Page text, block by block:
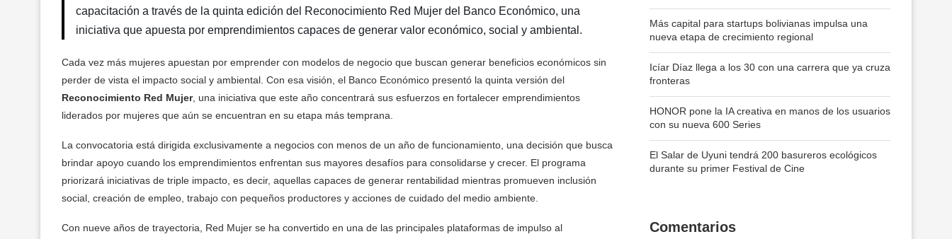
capacitación a través de la quinta edición del Reconocimiento Red Mujer del Banco Económico, una
iniciativa que apuesta por emprendimientos capaces de generar valor económico, social y ambiental.
Cada vez más mujeres apuestan por emprender con modelos de negocio que buscan generar beneficios económicos sin
perder de vista el impacto social y ambiental. Con esa visión, el Banco Económico presentó la quinta versión del
Reconocimiento Red Mujer, una iniciativa que este año concentrará sus esfuerzos en fortalecer emprendimientos
liderados por mujeres que aún se encuentran en su etapa más temprana.
La convocatoria está dirigida exclusivamente a negocios con menos de un año de funcionamiento, una decisión que busca
brindar apoyo cuando los emprendimientos enfrentan sus mayores desafíos para consolidarse y crecer. El programa
priorizará iniciativas de triple impacto, es decir, aquellas capaces de generar rentabilidad mientras promueven inclusión
social, creación de empleo, trabajo con pequeños productores y acciones de cuidado del medio ambiente.
Con nueve años de trayectoria, Red Mujer se ha convertido en una de las principales plataformas de impulso al
Más capital para startups bolivianas impulsa una
nueva etapa de crecimiento regional
Icíar Díaz llega a los 30 con una carrera que ya cruza
fronteras
HONOR pone la IA creativa en manos de los usuarios
con su nueva 600 Series
El Salar de Uyuni tendrá 200 basureros ecológicos
durante su primer Festival de Cine
Comentarios